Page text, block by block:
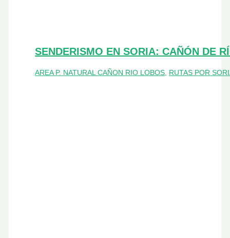
SENDERISMO EN SORIA: CAÑÓN DE
AREA P. NATURAL CAÑON RIO LOBOS, RUTAS POR